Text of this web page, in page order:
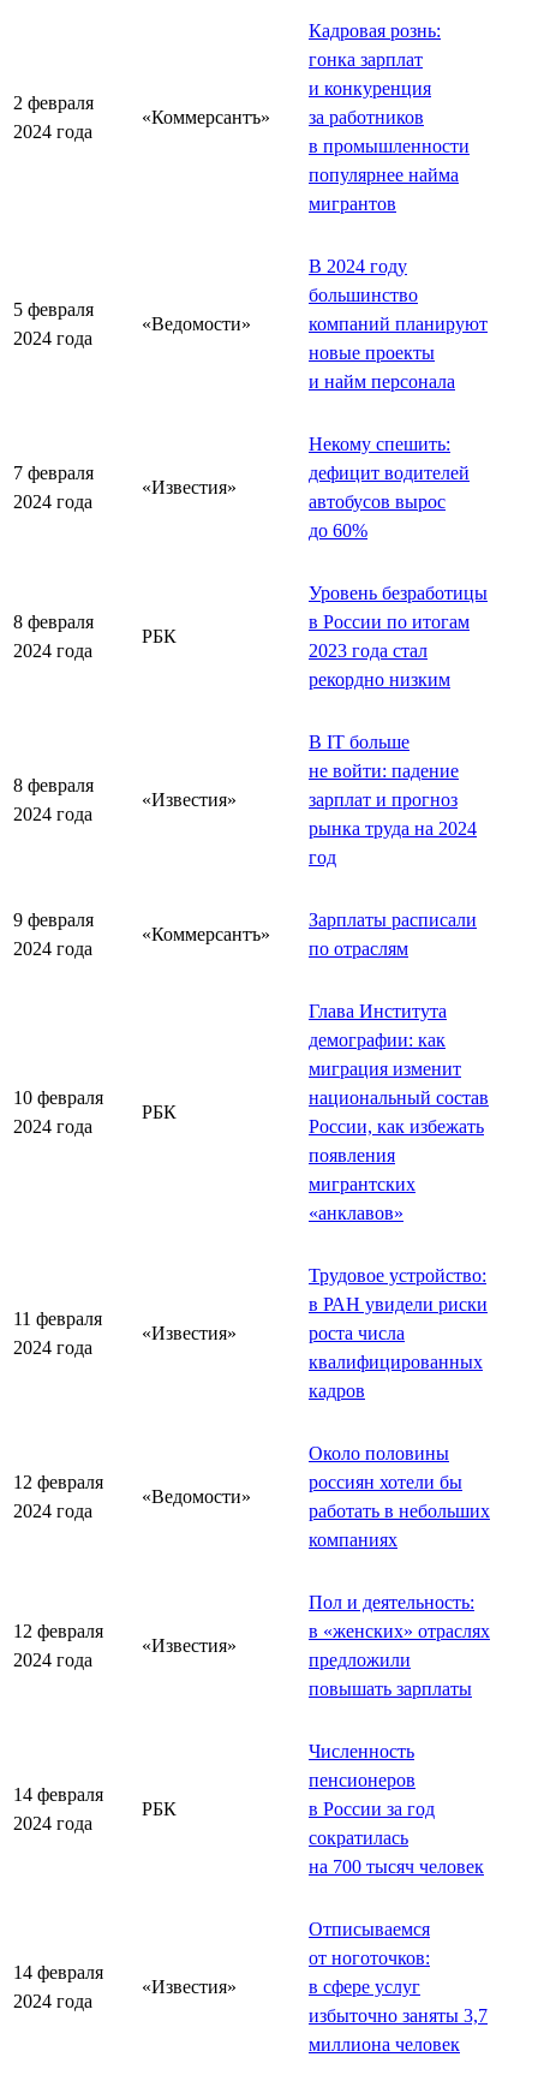
2 февраля
2024 года
«Коммерсантъ»
Кадровая рознь:
гонка зарплат
и конкуренция
за работников
в промышленности
популярнее найма
мигрантов
5 февраля
2024 года
«Ведомости»
В 2024 году
большинство
компаний планируют
новые проекты
и найм персонала
7 февраля
2024 года
«Известия»
Некому спешить:
дефицит водителей
автобусов вырос
до 60%
8 февраля
2024 года
РБК
Уровень безработицы
в России по итогам
2023 года стал
рекордно низким
8 февраля
2024 года
«Известия»
В IT больше
не войти: падение
зарплат и прогноз
рынка труда на 2024
год
9 февраля
2024 года
«Коммерсантъ»
Зарплаты расписали
по отраслям
10 февраля
2024 года
РБК
Глава Института
демографии: как
миграция изменит
национальный состав
России, как избежать
появления
мигрантских
«анклавов»
11 февраля
2024 года
«Известия»
Трудовое устройство:
в РАН увидели риски
роста числа
квалифицированных
кадров
12 февраля
2024 года
«Ведомости»
Около половины
россиян хотели бы
работать в небольших
компаниях
12 февраля
2024 года
«Известия»
Пол и деятельность:
в «женских» отраслях
предложили
повышать зарплаты
14 февраля
2024 года
РБК
Численность
пенсионеров
в России за год
сократилась
на 700 тысяч человек
14 февраля
2024 года
«Известия»
Отписываемся
от ноготочков:
в сфере услуг
избыточно заняты 3,7
миллиона человек